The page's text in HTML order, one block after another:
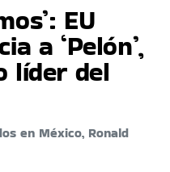
EU
a ‘Pelón’,
líder del
en México, Ronald